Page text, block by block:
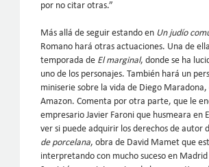
por no citar otras.”
Más allá de seguir estando en Un judío
Romano hará otras actuaciones. Una de
temporada de El marginal, donde se ha
uno de los personajes. También hará un
miniserie sobre la vida de Diego
Amazon. Comenta por otra parte, que le
empresario Javier Faroni que husmeara en
ver si puede adquirir los derechos de autor
de porcelana, obra de David Mamet que
interpretando con mucho suceso en Madrid